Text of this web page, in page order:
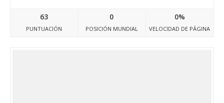
63
PUNTUACIÓN
0
POSICIÓN MUNDIAL
0%
VELOCIDAD DE PÁGINA